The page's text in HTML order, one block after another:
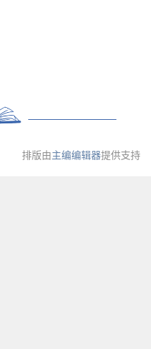
排版由主编编辑器提供支持